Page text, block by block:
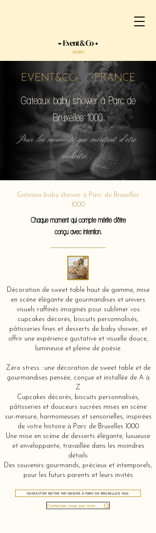
EVENT&CO FRANCE
Gateaux baby shower à Parc de
Bruxelles 1000
Pour les moments qui méritent d'etre
orchestré...
Gateaux baby shower à Parc de Bruxelles
1000
Chaque moment qui compte mérite d'être
conçu avec intention.
Décoration de sweet table haut de gamme, mise
en scène élégante de gourmandises et univers
visuels raffinés imaginés pour sublimer vos
cupcakes décorés, biscuits personnalisés,
pâtisseries fines et desserts de baby shower, et
offrir une expérience gustative et visuelle douce,
lumineuse et pleine de poésie.
Zéro stress : une décoration de sweet table et de
gourmandises pensée, conçue et installée de A à
Z
Cupcakes décorés, biscuits personnalisés,
pâtisseries et douceurs sucrées mises en scène
sur-mesure, harmonieuses et sensorielles, inspirées
de votre histoire à Parc de Bruxelles 1000
Une mise en scène de desserts élégante, luxueuse
et enveloppante, travaillée dans les moindres
détails
Des souvenirs gourmands, précieux et intemporels,
pour les futurs parents et leurs invités
CONTACTER NOTRE PATISSIÈRE À PARC DE BRUXELLES 1000